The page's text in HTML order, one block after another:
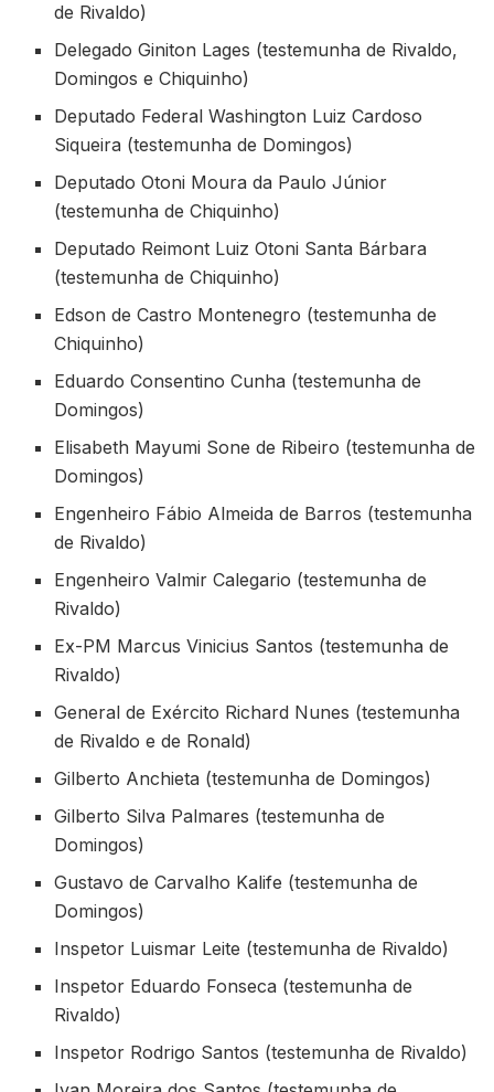
de Rivaldo)
Delegado Giniton Lages (testemunha de Rivaldo,
Domingos e Chiquinho)
Deputado Federal Washington Luiz Cardoso
Siqueira (testemunha de Domingos)
Deputado Otoni Moura da Paulo Júnior
(testemunha de Chiquinho)
Deputado Reimont Luiz Otoni Santa Bárbara
(testemunha de Chiquinho)
Edson de Castro Montenegro (testemunha de
Chiquinho)
Eduardo Consentino Cunha (testemunha de
Domingos)
Elisabeth Mayumi Sone de Ribeiro (testemunha de
Domingos)
Engenheiro Fábio Almeida de Barros (testemunha
de Rivaldo)
Engenheiro Valmir Calegario (testemunha de
Rivaldo)
Ex-PM Marcus Vinicius Santos (testemunha de
Rivaldo)
General de Exército Richard Nunes (testemunha
de Rivaldo e de Ronald)
Gilberto Anchieta (testemunha de Domingos)
Gilberto Silva Palmares (testemunha de
Domingos)
Gustavo de Carvalho Kalife (testemunha de
Domingos)
Inspetor Luismar Leite (testemunha de Rivaldo)
Inspetor Eduardo Fonseca (testemunha de
Rivaldo)
Inspetor Rodrigo Santos (testemunha de Rivaldo)